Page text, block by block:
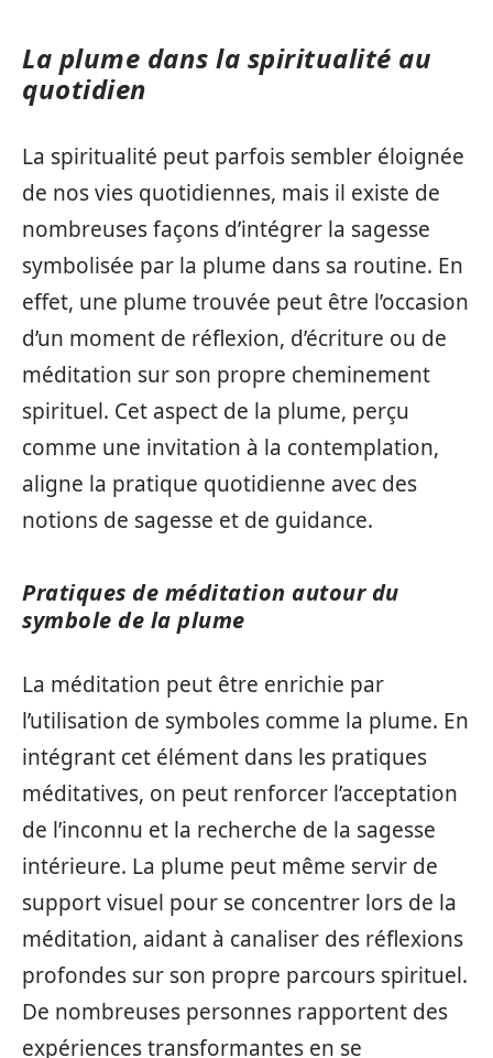
La plume dans la spiritualité au
quotidien
La spiritualité peut parfois sembler éloignée
de nos vies quotidiennes, mais il existe de
nombreuses façons d’intégrer la sagesse
symbolisée par la plume dans sa routine. En
effet, une plume trouvée peut être l’occasion
d’un moment de réflexion, d’écriture ou de
méditation sur son propre cheminement
spirituel. Cet aspect de la plume, perçu
comme une invitation à la contemplation,
aligne la pratique quotidienne avec des
notions de sagesse et de guidance.
Pratiques de méditation autour du
symbole de la plume
La méditation peut être enrichie par
l’utilisation de symboles comme la plume. En
intégrant cet élément dans les pratiques
méditatives, on peut renforcer l’acceptation
de l’inconnu et la recherche de la sagesse
intérieure. La plume peut même servir de
support visuel pour se concentrer lors de la
méditation, aidant à canaliser des réflexions
profondes sur son propre parcours spirituel.
De nombreuses personnes rapportent des
expériences transformantes en se